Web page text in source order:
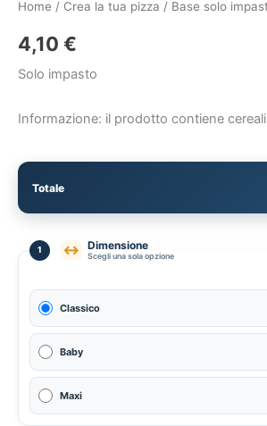
Home / Crea la tua pizza / Base solo
4,10 €
Solo impasto
Informazione: il prodotto contiene
Totale
1 ↔ Dimensione
Scegli una sola opzione
Classico
Baby
Maxi